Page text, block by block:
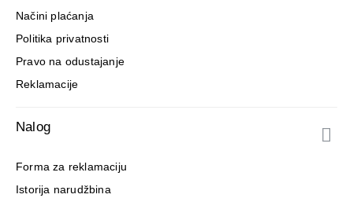
Načini plaćanja
Politika privatnosti
Pravo na odustajanje
Reklamacije
Nalog
Forma za reklamaciju
Istorija narudžbina